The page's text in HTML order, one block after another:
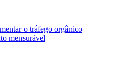
o tráfego orgânico
mensurável